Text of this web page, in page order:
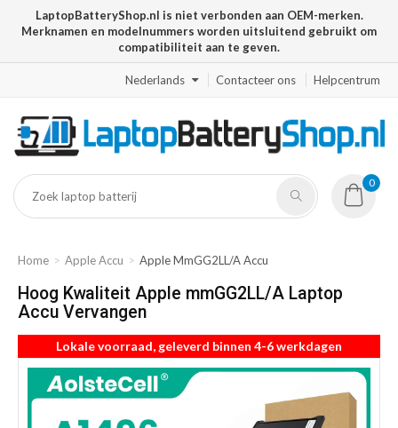
LaptopBatteryShop.nl is niet verbonden aan OEM-merken.
Merknamen en modelnummers worden uitsluitend gebruikt om
compatibiliteit aan te geven.
Nederlands Contacteer ons Helpcentrum
0
Home Apple Accu Apple MmGG2LL/A Accu
Hoog Kwaliteit Apple mmGG2LL/A Laptop
Accu Vervangen
Lokale voorraad, geleverd binnen 4-6 werkdagen